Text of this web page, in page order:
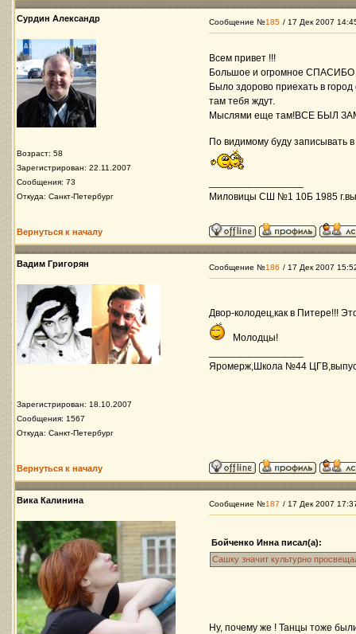
Сурдин Александр
Возраст: 58
Зарегистрирован: 22.11.2007
Сообщения: 73
Откуда: Санкт-Петербург
Сообщение №185 / 17 Дек 2007
Всем привет !!!
Большое и огромное СПАСИБО
Было здорово приехать в
там тебя ждут.
Мыслями еще там!ВСЕ БЫЛ
По видимому буду записывать
Миловицы СШ №1 10Б 1985
Вернуться к началу
Вадим Григорян
Зарегистрирован: 18.10.2007
Сообщения: 1567
Откуда: Санкт-Петербург
Сообщение №186 / 17 Дек 2007
Двор-колодец,как в Питере!!!
Молодцы!
Яромерж,Школа №44
Вернуться к началу
Вика Калинина Сообщение №187 / 17 Дек 2007
Бойченко Инна писал(а):
Сашку значит культурно
Ну, почему же ! Танцы тоже